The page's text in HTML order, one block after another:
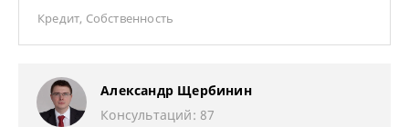
Кредит, Собственность
Александр Щербинин
Консультаций: 87